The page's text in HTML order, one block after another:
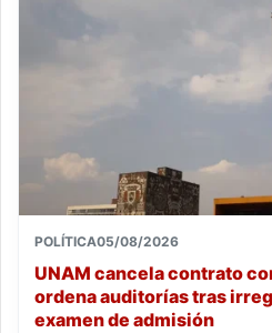
POLÍTICA05/08/2026
UNAM cancela contrato
ordena auditorías tras
examen de admisión